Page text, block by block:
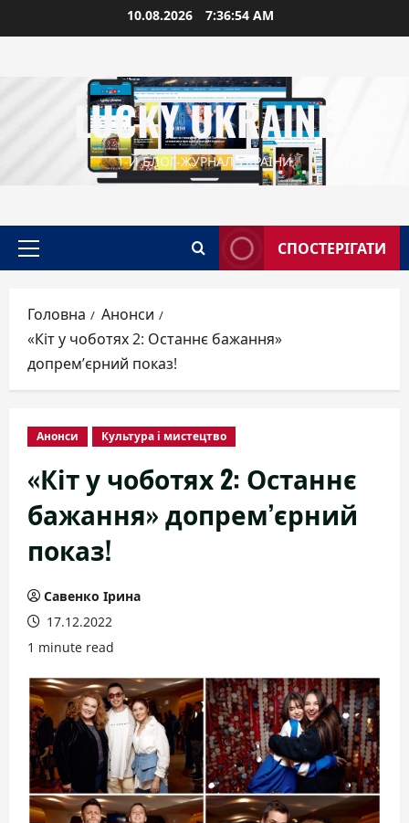
до
10.08.2026 7:36:56 AM
LUCKY UKRAINE
1-Й БЛОГ-ЖУРНАЛ УКРАЇНИ
Головне
СПОСТЕРІГАТИ
Головна
Анонси
«Кіт у чоботях 2: Останнє бажання»
допрем’єрний показ!
Анонси Культура і мистецтво
«Кіт у чоботях 2: Останнє
бажання» допрем’єрний
показ!
Савенко Ірина
17.12.2022
1 minute read